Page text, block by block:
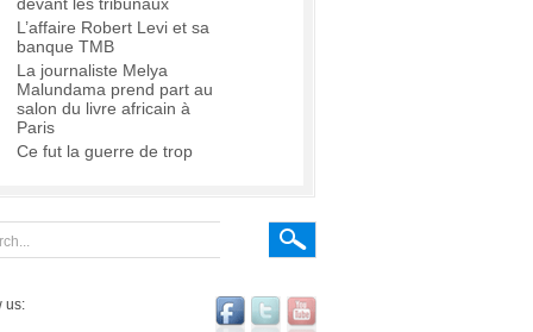
L’affaire Robert Levi et sa
banque TMB
La journaliste Melya
Malundama prend part au
salon du livre africain à
Paris
Ce fut la guerre de trop
us: